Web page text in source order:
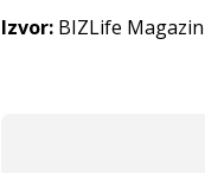
Izvor: BIZLife Magazin